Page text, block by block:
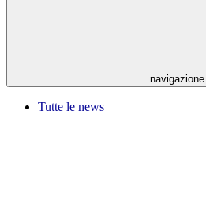
navigazione
Tutte le news